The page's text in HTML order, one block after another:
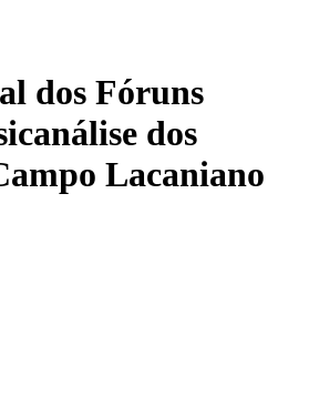
dos Fóruns
dos
Lacaniano